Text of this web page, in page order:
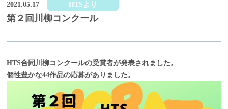
2021.05.17 HTSより
第２回川柳コンクール
HTS合同川柳コンクールの受賞者が発表されました。
個性豊かな44作品の応募がありました。